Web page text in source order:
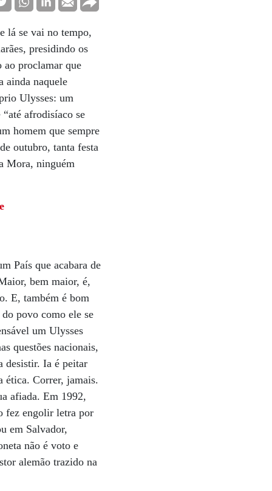
lá se vai no tempo,
presidindo os
ao proclamar que
ainda naquele
Ulysses: um
afrodisíaco se
homem que sempre
outubro, tanta festa
Mora, ninguém
País que acabara de
bem maior, é,
E, também é bom
povo como ele se
um Ulysses
questões nacionais,
desistir. Ia é peitar
ética. Correr, jamais.
afiada. Em 1992,
fez engolir letra por
em Salvador,
não é voto e
alemão trazido na